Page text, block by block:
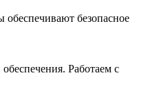
безопасное
Работаем с